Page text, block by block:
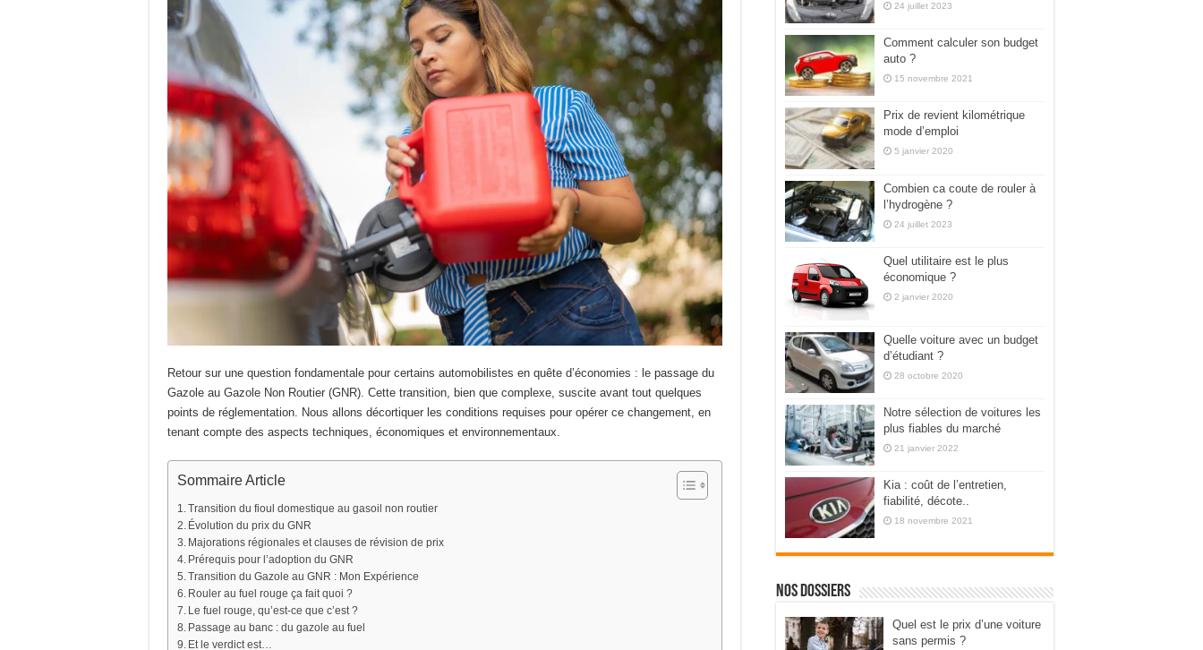
Retour sur une question fondamentale pour certains automobilistes en quête d’économies : le passage du
Gazole au Gazole Non Routier (GNR). Cette transition, bien que complexe, suscite avant tout quelques
points de réglementation. Nous allons décortiquer les conditions requises pour opérer ce changement, en
tenant compte des aspects techniques, économiques et environnementaux.
Sommaire Article
Transition du fioul domestique au gasoil non routier
Évolution du prix du GNR
Majorations régionales et clauses de révision de prix
Prérequis pour l’adoption du GNR
Transition du Gazole au GNR : Mon Expérience
Rouler au fuel rouge ça fait quoi ?
Le fuel rouge, qu’est-ce que c’est ?
Passage au banc : du gazole au fuel
Et le verdict est…
24 juillet 2023
Comment calculer son budget
auto ?
15 novembre 2021
Prix de revient kilométrique
mode d’emploi
5 janvier 2020
Combien ca coute de rouler à
l’hydrogène ?
24 juillet 2023
Quel utilitaire est le plus
économique ?
2 janvier 2020
Quelle voiture avec un budget
d’étudiant ?
28 octobre 2020
Notre sélection de voitures les
plus fiables du marché
21 janvier 2022
Kia : coût de l’entretien,
fiabilité, décote..
18 novembre 2021
Nos dossiers
Quel est le prix d’une voiture
sans permis ?